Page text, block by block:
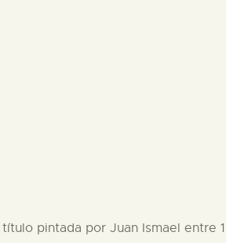
pintada por Juan Ismael entre